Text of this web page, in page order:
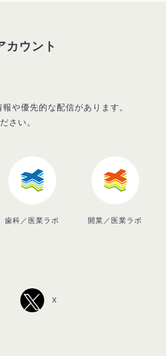
カウント
や優先的な配信があります。
さい。
歯科／医業ラボ 開業／医業ラボ
X